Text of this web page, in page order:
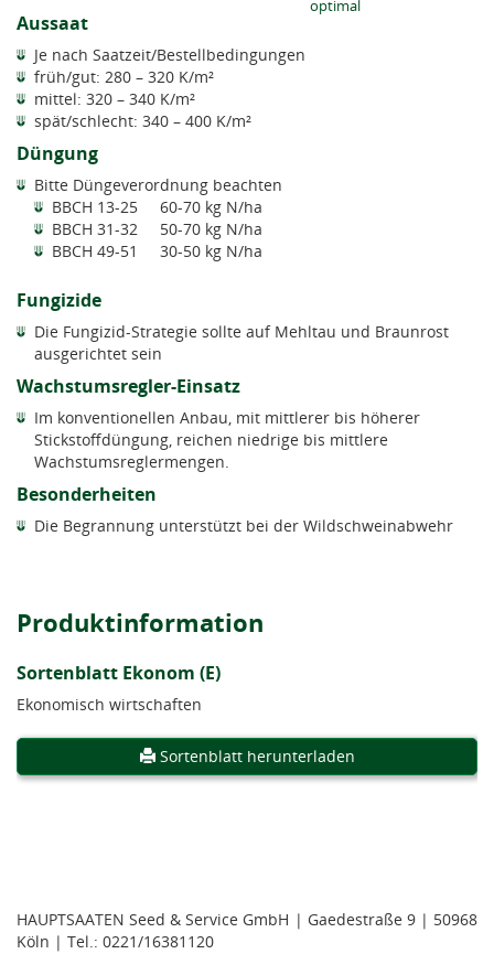
optimal
Aussaat
Je nach Saatzeit/Bestellbedingungen
früh/gut: 280 – 320 K/m²
mittel: 320 – 340 K/m²
spät/schlecht: 340 – 400 K/m²
Düngung
Bitte Düngeverordnung beachten
BBCH 13-25 60-70 kg N/ha
BBCH 31-32 50-70 kg N/ha
BBCH 49-51 30-50 kg N/ha
Fungizide
Die Fungizid-Strategie sollte auf Mehltau und Braunrost
ausgerichtet sein
Wachstumsregler-Einsatz
Im konventionellen Anbau, mit mittlerer bis höherer
Stickstoffdüngung, reichen niedrige bis mittlere
Wachstumsreglermengen.
Besonderheiten
Die Begrannung unterstützt bei der Wildschweinabwehr
Produktinformation
Sortenblatt Ekonom (E)
Ekonomisch wirtschaften
Sortenblatt herunterladen
HAUPTSAATEN Seed & Service GmbH | Gaedestraße 9 | 50968
Köln | Tel.: 0221/16381120